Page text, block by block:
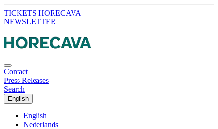
TICKETS HORECAVA
NEWSLETTER
Contact
Press Releases
Search
English
English
Nederlands